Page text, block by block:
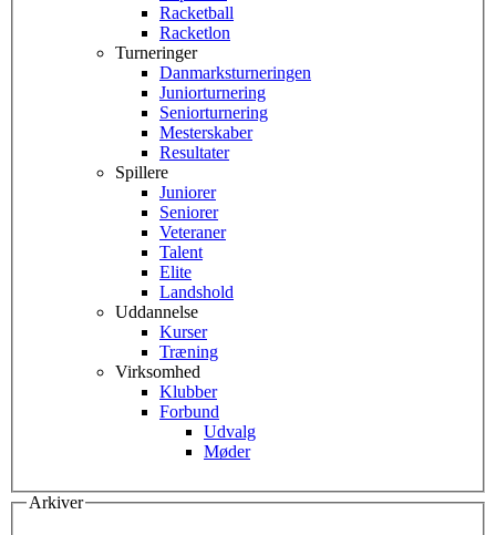
Racketball
Racketlon
Turneringer
Danmarksturneringen
Juniorturnering
Seniorturnering
Mesterskaber
Resultater
Spillere
Juniorer
Seniorer
Veteraner
Talent
Elite
Landshold
Uddannelse
Kurser
Træning
Virksomhed
Klubber
Forbund
Udvalg
Møder
Arkiver